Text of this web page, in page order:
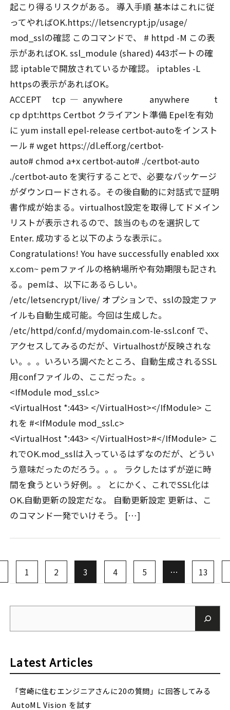
起こり得るリスクがある。 導入手順 基本はこれに従
ってやればOK.https://letsencrypt.jp/usage/
mod_sslの確認 このコマンドで、 # httpd -M この表
示があればOK. ssl_module (shared) 443ポートの確
認 iptableで開放されているか確認。 iptables -L
httpsの表示があればOK。
ACCEPT tcp — anywhere anywhere t
cp dpt:https Certbot クライアント準備 Epelを有効
に yum install epel-release certbot-autoをインスト
ール # wget https://dl.eff.org/certbot-
auto# chmod a+x certbot-auto# ./certbot-auto
./certbot-auto を実行することで、必要なパッケージ
がダウンロードされる。その後自動的に対話式で証明
書作成が始まる。virtualhost設定を取得してドメイン
リストが表示されるので、該当のものを選択して
Enter. 成功すると以下のような表示に。
Congratulations! You have successfully enabled xxx
x.com~ pemファイルの格納場所や有効期限も記され
る。pemは、以下にあるらしい。
/etc/letsencrypt/live/ オプションで、sslの設定ファ
イルも自動生成可能。今回は生成した。
/etc/httpd/conf.d/mydomain.com-le-ssl.conf で、
アクセスしてみるのだが、Virtualhostが反映されな
い。。。いろいろ調べたところ、自動生成されるSSL
用confファイルの、ここだった。。
<IfModule mod_ssl.c>
<VirtualHost *:443> </VirtualHost></IfModule> こ
れを #<IfModule mod_ssl.c>
<VirtualHost *:443> </VirtualHost>#</IfModule> こ
れでOK.mod_sslは入っているはずなのだが、どうい
う意味だったのだろう。。。 ラクしたはずが逆に時
間を食うという好例。。 とにかく、これでSSL化は
OK.自動更新の設定だな。 自動更新設定 更新は、こ
のコマンド一発でいけそう。 […]
1 2 3 4 5 … 13
Latest Articles
「宮崎に住むエンジニアさんに20の質問」に回答してみる
AutoML Vision を試す